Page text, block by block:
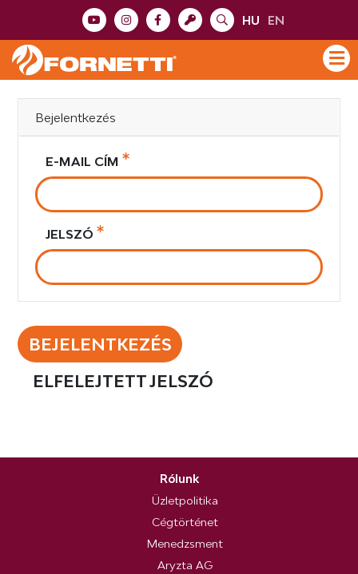
HU EN
Bejelentkezés
E-MAIL CÍM
JELSZÓ
BEJELENTKEZÉS
ELFELEJTETT JELSZÓ
Rólunk
Üzletpolitika
Cégtörténet
Menedzsment
Aryzta AG